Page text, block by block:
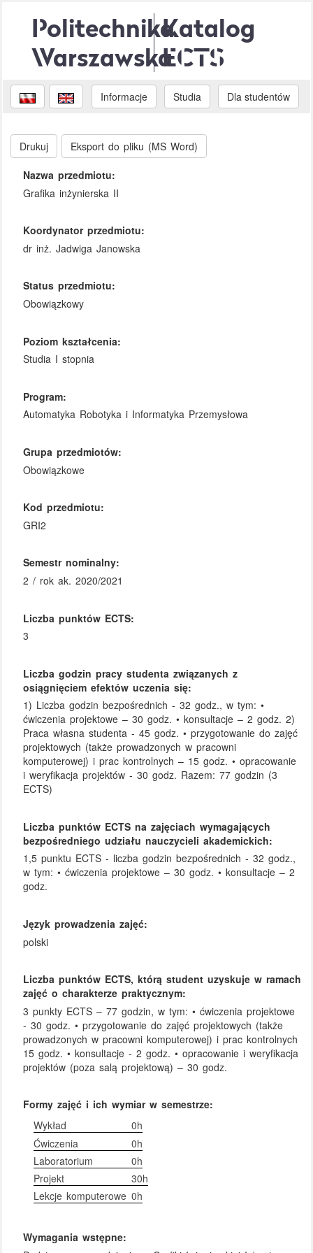
Politechnika
Warszawska
Katalog
ECTS
Informacje Studia Dla studentów
Drukuj Eksport do pliku (MS Word)
Nazwa przedmiotu:
Grafika inżynierska II
Koordynator przedmiotu:
dr inż. Jadwiga Janowska
Status przedmiotu:
Obowiązkowy
Poziom kształcenia:
Studia I stopnia
Program:
Automatyka Robotyka i Informatyka Przemysłowa
Grupa przedmiotów:
Obowiązkowe
Kod przedmiotu:
GRI2
Semestr nominalny:
2 / rok ak. 2020/2021
Liczba punktów ECTS:
3
Liczba godzin pracy studenta związanych z
osiągnięciem efektów uczenia się:
1) Liczba godzin bezpośrednich - 32 godz., w tym: •
ćwiczenia projektowe – 30 godz. • konsultacje – 2 godz. 2)
Praca własna studenta - 45 godz. • przygotowanie do zajęć
projektowych (także prowadzonych w pracowni
komputerowej) i prac kontrolnych – 15 godz. • opracowanie
i weryfikacja projektów - 30 godz. Razem: 77 godzin (3
ECTS)
Liczba punktów ECTS na zajęciach wymagających
bezpośredniego udziału nauczycieli akademickich:
1,5 punktu ECTS - liczba godzin bezpośrednich - 32 godz.,
w tym: • ćwiczenia projektowe – 30 godz. • konsultacje – 2
godz.
Język prowadzenia zajęć:
polski
Liczba punktów ECTS, którą student uzyskuje w ramach
zajęć o charakterze praktycznym:
3 punkty ECTS – 77 godzin, w tym: • ćwiczenia projektowe
- 30 godz. • przygotowanie do zajęć projektowych (także
prowadzonych w pracowni komputerowej) i prac kontrolnych
15 godz. • konsultacje - 2 godz. • opracowanie i weryfikacja
projektów (poza salą projektową) – 30 godz.
Formy zajęć i ich wymiar w semestrze:
Wykład
0h
Ćwiczenia
0h
Laboratorium
0h
Projekt
30h
Lekcje komputerowe 0h
Wymagania wstępne: